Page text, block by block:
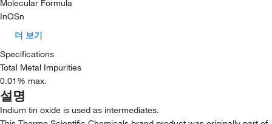
Molecular Formula
InOSn
더 보기
Specifications
Total Metal Impurities
0.01% max.
설명
Indium tin oxide is used as intermediates.